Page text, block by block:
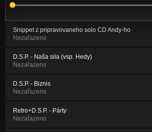
Snippet z pripravovaneho solo CD Andy-ho
Nezařazeno
D.S.P. - Naša sila (vsp. Hedy)
Nezařazeno
D.S.P. - Biznis
Nezařazeno
Retro+D.S.P. - Párty
Nezařazeno